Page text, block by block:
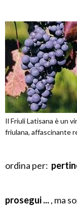
Il Friuli Latisana è un
friulana, affascinante
ordina per:
prosegui ..., ma